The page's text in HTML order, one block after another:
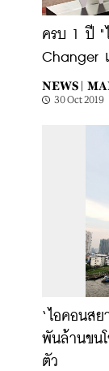
ครบ 1 ปี "
Changer
NEWS |
30 Oct 2019
‘ไอคอนส
พันล้านขน
ตัว